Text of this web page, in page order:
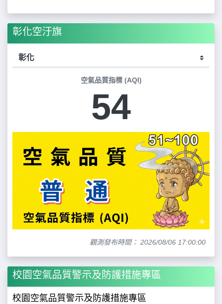
彰化空汙旗
空氣品質指標 (AQI)
54
觀測發布時間： 2026/08/06 17:00:00
校園空氣品質警示及防護措施專區
校園空氣品質警示及防護措施專區